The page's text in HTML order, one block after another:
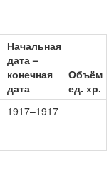
Начальная
дата –
конечная
дата
Объём
ед. хр.
1917–1917